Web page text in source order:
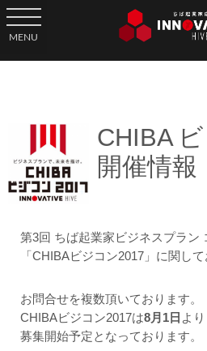
toggle navigation
MENU
CHIBA
開催情報
第3回 ちば起業家ビジネスプラン
「CHIBAビジコン2017」に関し
お問合せを複数頂いております。
CHIBAビジコン2017は8月1日 より
募集開始予定となっております。